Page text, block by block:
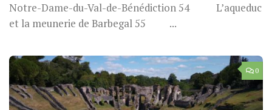
Notre-Dame-du-Val-de-Bénédiction 54 L’aqueduc
et la meunerie de Barbegal 55 ...
0